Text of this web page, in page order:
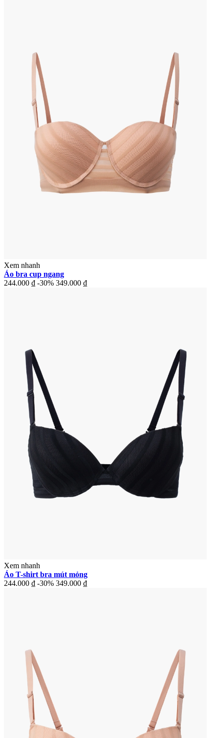
Xem nhanh
Áo bra cup ngang
244.000 ₫ -30% 349.000 ₫
Xem nhanh
Áo T-shirt bra mút mỏng
244.000 ₫ -30% 349.000 ₫